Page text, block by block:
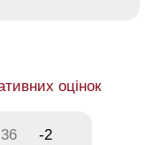
оцінок
-2